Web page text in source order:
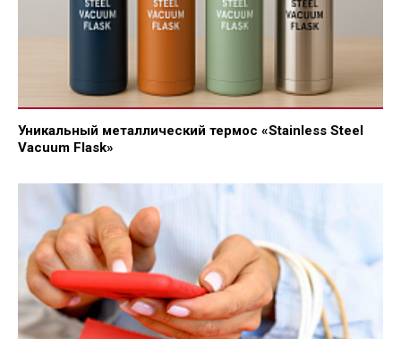
Уникальный металлический термос «Stainless Steel
Vacuum Flask»